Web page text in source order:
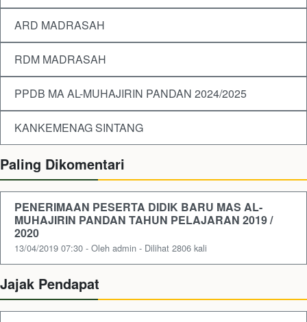
ARD MADRASAH
RDM MADRASAH
PPDB MA AL-MUHAJIRIN PANDAN 2024/2025
KANKEMENAG SINTANG
Paling Dikomentari
PENERIMAAN PESERTA DIDIK BARU MAS AL-
MUHAJIRIN PANDAN TAHUN PELAJARAN 2019 /
2020
13/04/2019 07:30 - Oleh admin - Dilihat 2806 kali
Jajak Pendapat